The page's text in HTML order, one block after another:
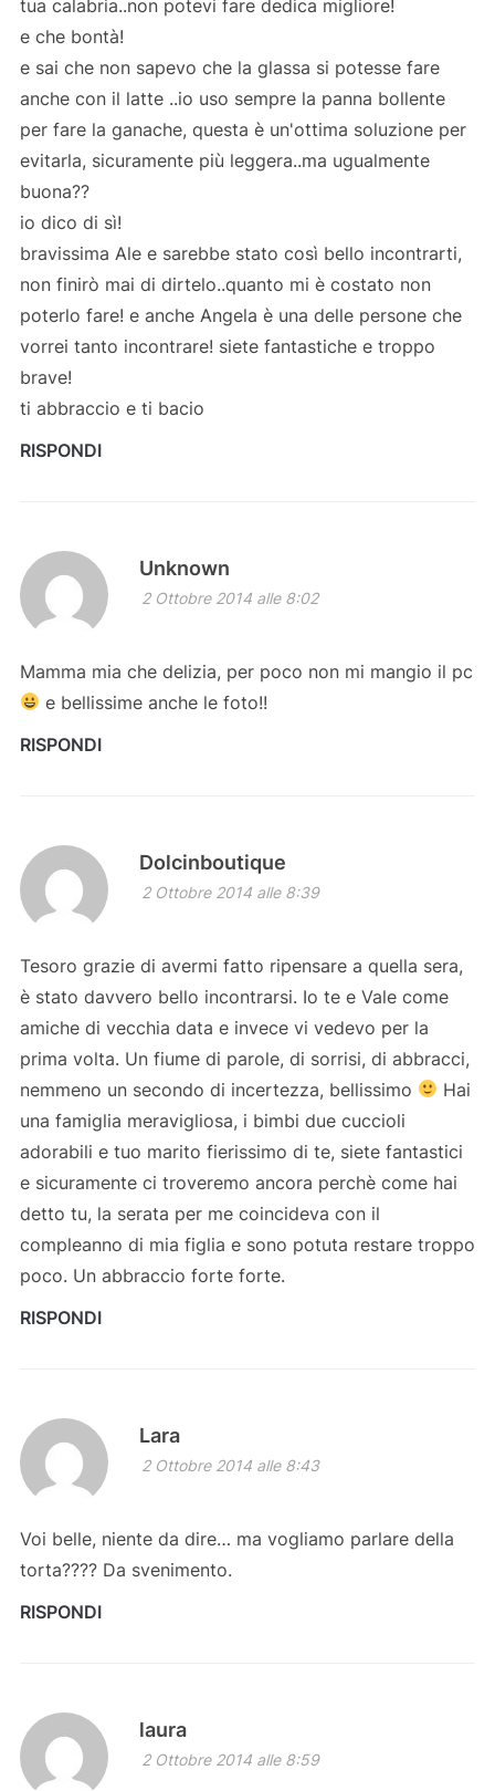
tua calabria..non potevi fare dedica migliore!
e che bontà!
e sai che non sapevo che la glassa si potesse fare
anche con il latte ..io uso sempre la panna bollente
per fare la ganache, questa è un'ottima soluzione per
evitarla, sicuramente più leggera..ma ugualmente
buona??
io dico di sì!
bravissima Ale e sarebbe stato così bello incontrarti,
non finirò mai di dirtelo..quanto mi è costato non
poterlo fare! e anche Angela è una delle persone che
vorrei tanto incontrare! siete fantastiche e troppo
brave!
ti abbraccio e ti bacio
RISPONDI
Unknown
2 Ottobre 2014 alle 8:02
Mamma mia che delizia, per poco non mi mangio il pc
e bellissime anche le foto!!
RISPONDI
Dolcinboutique
2 Ottobre 2014 alle 8:39
Tesoro grazie di avermi fatto ripensare a quella sera,
è stato davvero bello incontrarsi. Io te e Vale come
amiche di vecchia data e invece vi vedevo per la
prima volta. Un fiume di parole, di sorrisi, di abbracci,
nemmeno un secondo di incertezza, bellissimo
Hai
una famiglia meravigliosa, i bimbi due cuccioli
adorabili e tuo marito fierissimo di te, siete fantastici
e sicuramente ci troveremo ancora perchè come hai
detto tu, la serata per me coincideva con il
compleanno di mia figlia e sono potuta restare troppo
poco. Un abbraccio forte forte.
RISPONDI
Lara
2 Ottobre 2014 alle 8:43
Voi belle, niente da dire… ma vogliamo parlare della
torta???? Da svenimento.
RISPONDI
laura
2 Ottobre 2014 alle 8:59